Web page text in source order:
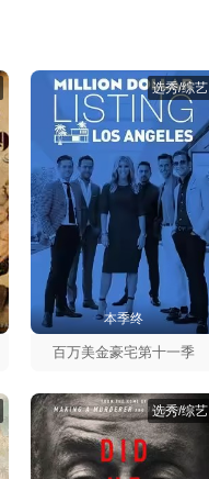
本季终
选秀/综艺
百万美金豪宅第十一季
选秀/综艺